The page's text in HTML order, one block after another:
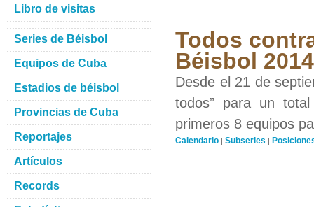
Todos
Béisbol
Desde el 21 de
todos” para un
primeros 8 equipos
Calendario | Subseries |
Libro de visitas
Series de Béisbol
Equipos de Cuba
Estadios de béisbol
Provincias de Cuba
Reportajes
Artículos
Records